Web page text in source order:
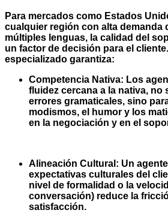
Para mercados como Estados
cualquier región con alta demanda
múltiples lenguas, la calidad del
un factor de decisión para el
especializado garantiza:
Competencia Nativa: Los
fluidez cercana a la nativa, no
errores gramaticales, sino
modismos, el humor y los
en la negociación y en el
Alineación Cultural: Un
expectativas culturales del
nivel de formalidad o la
conversación) reduce la
satisfacción.